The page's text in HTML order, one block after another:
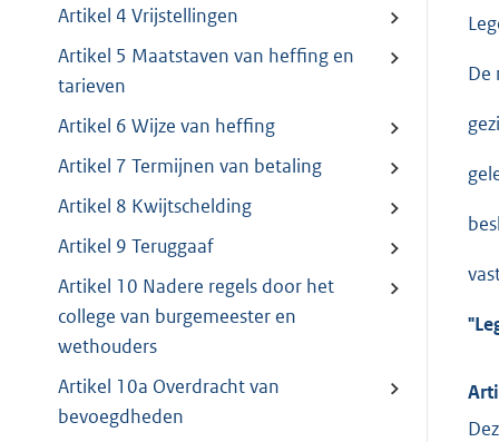
Artikel 4 Vrijstellingen
Artikel 5 Maatstaven van heffing en
tarieven
Artikel 6 Wijze van heffing
Artikel 7 Termijnen van betaling
Artikel 8 Kwijtschelding
Artikel 9 Teruggaaf
Artikel 10 Nadere regels door het
college van burgemeester en
wethouders
Artikel 10a Overdracht van
bevoegdheden
De